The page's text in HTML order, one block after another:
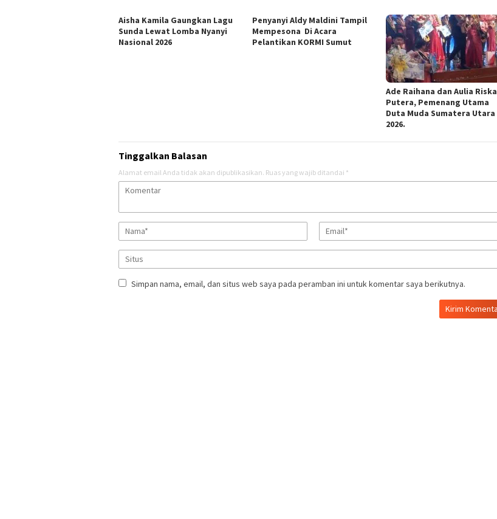
Aisha Kamila Gaungkan Lagu
Sunda Lewat Lomba Nyanyi
Nasional 2026
Penyanyi Aldy Maldini Tampil
Mempesona Di Acara
Pelantikan KORMI Sumut
Ade Raihana dan Aulia Riska
Putera, Pemenang Utama
Duta Muda Sumatera Utara
2026.
Tinggalkan Balasan
Alamat email Anda tidak akan dipublikasikan. Ruas yang wajib ditandai *
Simpan nama, email, dan situs web saya pada peramban ini untuk komentar saya berikutnya.